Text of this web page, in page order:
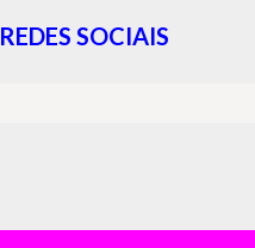
REDES SOCIAIS